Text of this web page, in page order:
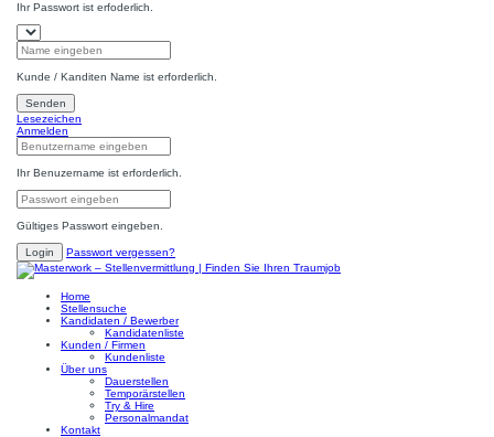
Ihr Passwort ist erfoderlich.
Kunde / Kanditen Name ist erforderlich.
Senden
Lesezeichen
Anmelden
Ihr Benuzername ist erforderlich.
Gültiges Passwort eingeben.
Passwort vergessen?
Home
Stellensuche
Kandidaten / Bewerber
Kandidatenliste
Kunden / Firmen
Kundenliste
Über uns
Dauerstellen
Temporärstellen
Try & Hire
Personalmandat
Kontakt